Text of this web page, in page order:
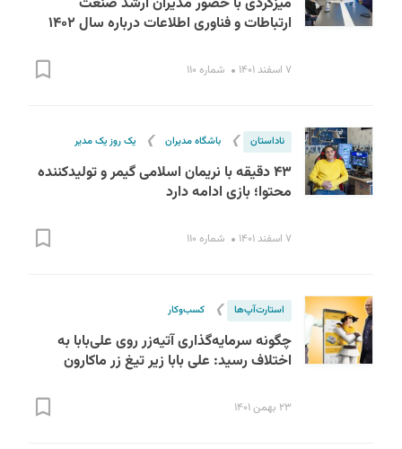
ارتباطات و فناوری اطلاعات درباره سال ۱۴۰۲
۷ اسفند ۱۴۰۱ شماره ۱۱۰
ناداستان ❯ باشگاه مدیران ❯ یک روز یک مدیر
۴۳ دقیقه با نریمان اسلامی گیمر و تولید‌کننده
محتوا؛ بازی ادامه دارد
۷ اسفند ۱۴۰۱ شماره ۱۱۰
استارت‌آپ‌ها ❯ کسب‌و‌کار
چگونه سرمایه‌گذاری آتیه‌‌زر روی علی‌بابا به
اختلاف رسید: علی بابا زیر تیغ زر ماکارون
۲۳ بهمن ۱۴۰۱